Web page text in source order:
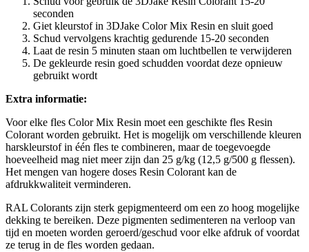
seconden
Giet kleurstof in 3DJake Color Mix Resin en sluit goed
Schud vervolgens krachtig gedurende 15-20 seconden
Laat de resin 5 minuten staan om luchtbellen te verwijderen
De gekleurde resin goed schudden voordat deze opnieuw
gebruikt wordt
Extra informatie:
Voor elke fles Color Mix Resin moet een geschikte fles Resin
Colorant worden gebruikt. Het is mogelijk om verschillende kleuren
harskleurstof in één fles te combineren, maar de toegevoegde
hoeveelheid mag niet meer zijn dan 25 g/kg (12,5 g/500 g flessen).
Het mengen van hogere doses Resin Colorant kan de
afdrukkwaliteit verminderen.
RAL Colorants zijn sterk gepigmenteerd om een zo hoog mogelijke
dekking te bereiken. Deze pigmenten sedimenteren na verloop van
tijd en moeten worden geroerd/geschud voor elke afdruk of voordat
ze terug in de fles worden gedaan.